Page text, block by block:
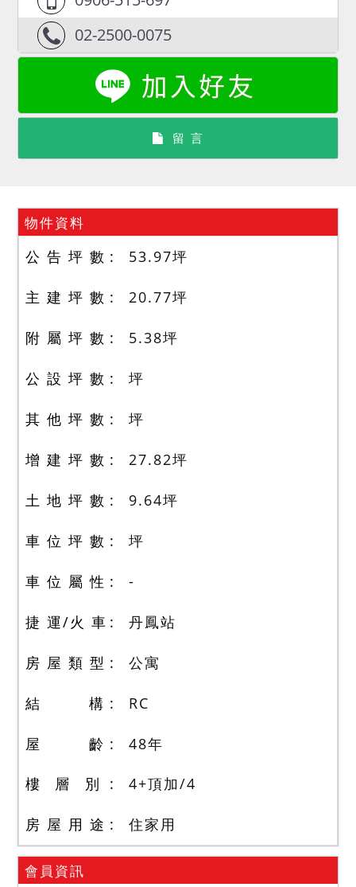
02-2500-0075
留 言
物件資料
公 告 坪 數 53.97坪
主 建 坪 數 20.77坪
附 屬 坪 數 5.38坪
公 設 坪 數 坪
其 他 坪 數 坪
增 建 坪 數 27.82坪
土 地 坪 數 9.64坪
車 位 坪 數 坪
車 位 屬 性 -
捷 運/火 車 丹鳳站
房 屋 類 型 公寓
結 構 RC
屋 齡 48年
樓 層 別 4+頂加/4
房 屋 用 途 住家用
會員資訊